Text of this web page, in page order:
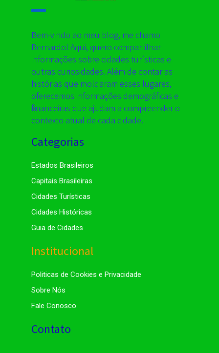
Bem-vindo ao meu blog, me chamo
Bernardo! Aqui, quero compartilhar
informações sobre cidades turísticas e
outras curiosidades. Além de contar as
histórias que moldaram esses lugares,
oferecemos informações demográficas e
financeiras que ajudam a compreender o
contexto atual de cada cidade.
Categorias
Estados Brasileiros
Capitais Brasileiras
Cidades Turísticas
Cidades Históricas
Guia de Cidades
Institucional
Politicas de Cookies e Privacidade
Sobre Nós
Fale Conosco
Contato